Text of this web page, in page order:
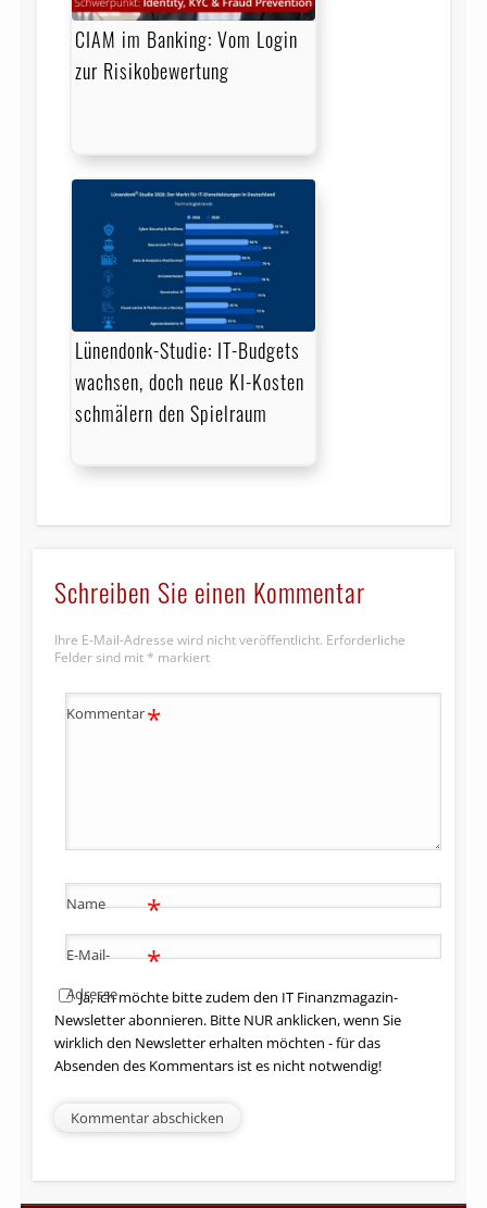
CIAM im Banking: Vom Login
zur Risikobewertung
Lünendonk-Studie: IT-Budgets
wachsen, doch neue KI-Kosten
schmälern den Spielraum
Schreiben Sie einen Kommentar
Ihre E-Mail-Adresse wird nicht veröffentlicht. Erforderliche
Felder sind mit * markiert
Kommentar*
Name *
E-Mail-
Adresse
*
Ja, ich möchte bitte zudem den IT Finanzmagazin-
Newsletter abonnieren. Bitte NUR anklicken, wenn Sie
wirklich den Newsletter erhalten möchten - für das
Absenden des Kommentars ist es nicht notwendig!